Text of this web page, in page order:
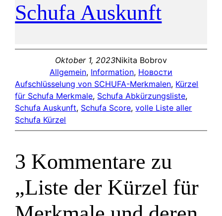
Schufa Auskunft
Oktober 1, 2023Nikita Bobrov
Allgemein, Information, Новости
Aufschlüsselung von SCHUFA-Merkmalen, Kürzel
für Schufa Merkmale, Schufa Abkürzungsliste
Schufa Auskunft, Schufa Score, volle Liste aller
Schufa Kürzel
3 Kommentare zu
„Liste der Kürzel für